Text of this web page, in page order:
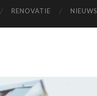
RENOVATIE NIEUWS